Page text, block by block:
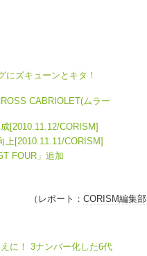
にズキューンとキタ！
CABRIOLET(ムラー
[2010.11.12/CORISM]
上[2010.11.11/CORISM]
FOUR」追加
（レポート： CORISM編集部
に！ 3ナンバー化した6代